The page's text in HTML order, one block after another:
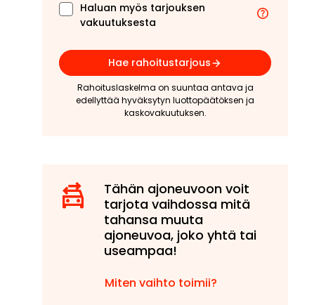
Haluan myös tarjouksen
vakuutuksesta
Hae rahoitustarjous
Rahoituslaskelma on suuntaa antava ja
edellyttää hyväksytyn luottopäätöksen ja
kaskovakuutuksen.
Tähän ajoneuvoon voit
tarjota vaihdossa mitä
tahansa muuta
ajoneuvoa, joko yhtä tai
useampaa!
Miten vaihto toimii?